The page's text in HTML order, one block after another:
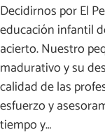
Decidirnos por El
educación infantil
acierto. Nuestro
madurativo y su
calidad de las
esfuerzo y
tiempo y…